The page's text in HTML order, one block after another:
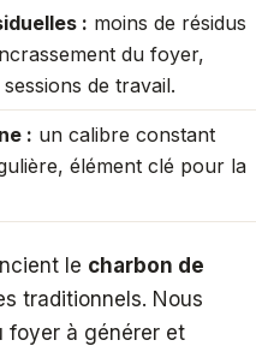
: moins de résidus
du foyer,
de travail.
: un calibre constant
élément clé pour la
le charbon de
traditionnels. Nous
foyer à générer et